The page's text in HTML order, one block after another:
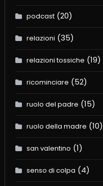
podcast(20)
relazioni (35)
relazioni tossiche (19)
ricominciare (52)
ruolo del padre (15)
ruolo della madre (10)
san valentino (1)
senso di colpa (4)